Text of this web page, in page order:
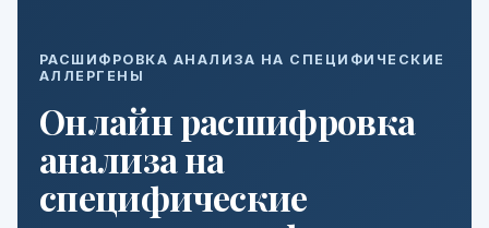
РАСШИФРОВКА АНАЛИЗА НА СПЕЦИФИЧЕСКИЕ
АЛЛЕРГЕНЫ
Онлайн расшифровка
анализа на
специфические